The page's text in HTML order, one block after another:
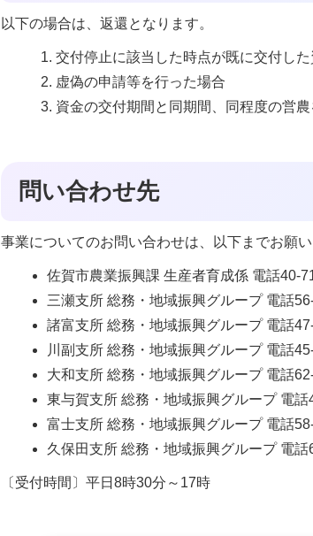
以下の場合は、返還となります。
交付停止に該当した時点が既に交付し
虚偽の申請等を行った場合
資金の交付期間と同期間、同程度の営
問い合わせ先
事業についてのお問い合わせは、以下までお願い
佐賀市農業振興課 生産者育成係 電話40-
三瀬支所 総務・地域振興グループ 電話
諸富支所 総務・地域振興グループ 電話
川副支所 総務・地域振興グループ 電話
大和支所 総務・地域振興グループ 電話
東与賀支所 総務・地域振興グループ 電話
富士支所 総務・地域振興グループ 電話
久保田支所 総務・地域振興グループ 電話
〔受付時間〕平日8時30分～17時